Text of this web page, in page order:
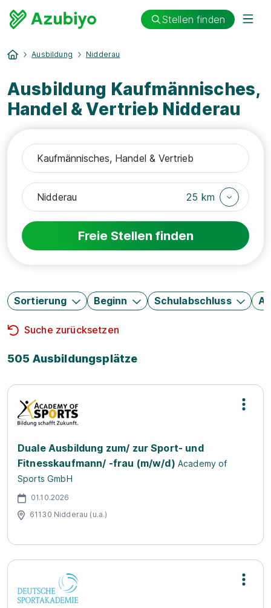
Stellen finden
Ausbildung Nidderau
Ausbildung Kaufmännisches,
Handel & Vertrieb Nidderau
25 km
Freie Stellen finden
Sortierung Beginn Schulabschluss
Suche zurücksetzen
505 Ausbildungsplätze
Duale Ausbildung zum/ zur Sport- und
Fitnesskaufmann/ -frau (m/w/d) Academy of
Sports GmbH
01.10.2026
61130 Nidderau (u.a.)